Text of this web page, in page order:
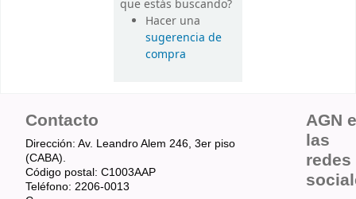
que estás buscando?
Hacer una
sugerencia de
compra
Contacto
Dirección: Av. Leandro Alem 246, 3er piso
(CABA).
Código postal: C1003AAP
Teléfono: 2206-0013
AGN
las
redes